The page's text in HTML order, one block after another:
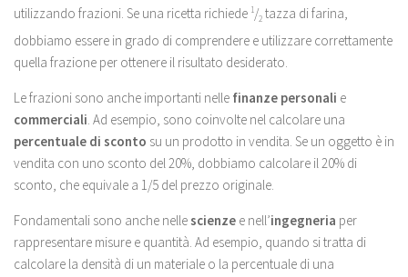
utilizzando frazioni. Se una ricetta richiede 1/2 tazza di farina,
dobbiamo essere in grado di comprendere e utilizzare correttamente
quella frazione per ottenere il risultato desiderato.
Le frazioni sono anche importanti nelle finanze personali e
commerciali . Ad esempio, sono coinvolte nel calcolare una
percentuale di sconto su un prodotto in vendita. Se un oggetto è in
vendita con uno sconto del 20%, dobbiamo calcolare il 20% di
sconto, che equivale a 1/5 del prezzo originale.
Fondamentali sono anche nellescienze e nell’ingegneria per
rappresentare misure e quantità. Ad esempio, quando si tratta di
calcolare la densità di un materiale o la percentuale di una